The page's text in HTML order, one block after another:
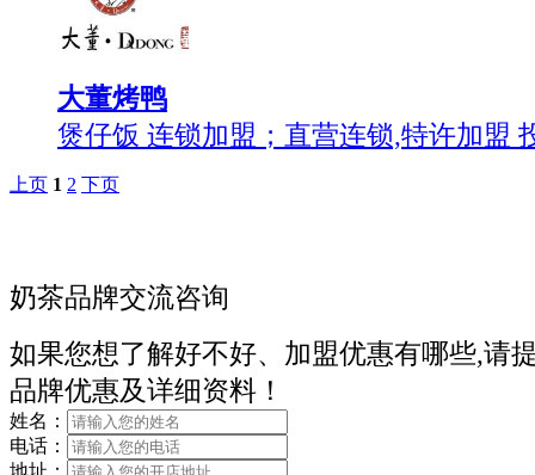
大董烤鸭
煲仔饭 连锁加盟；直营连锁,特许加盟
上页 1 2 下页
奶茶品牌交流咨询
如果您想了解好不好、加盟优惠有哪些,请
品牌优惠及详细资料！
姓名：
电话：
地址：